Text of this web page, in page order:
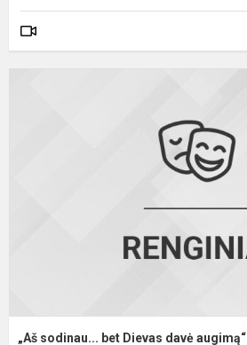
„Aš sodinau... bet Dievas davė augimą“